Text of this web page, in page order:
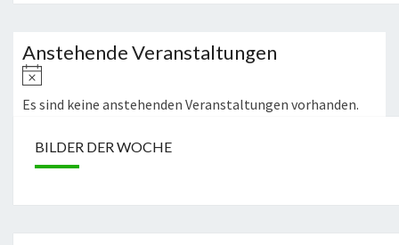
Anstehende Veranstaltungen
Es sind keine anstehenden Veranstaltungen vorhanden.
BILDER DER WOCHE